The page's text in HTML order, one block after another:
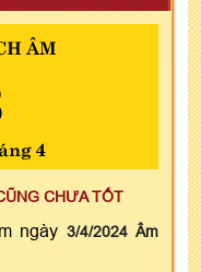
ÂM
4
CHƯA TỐT
ngày 3/4/2024 Âm